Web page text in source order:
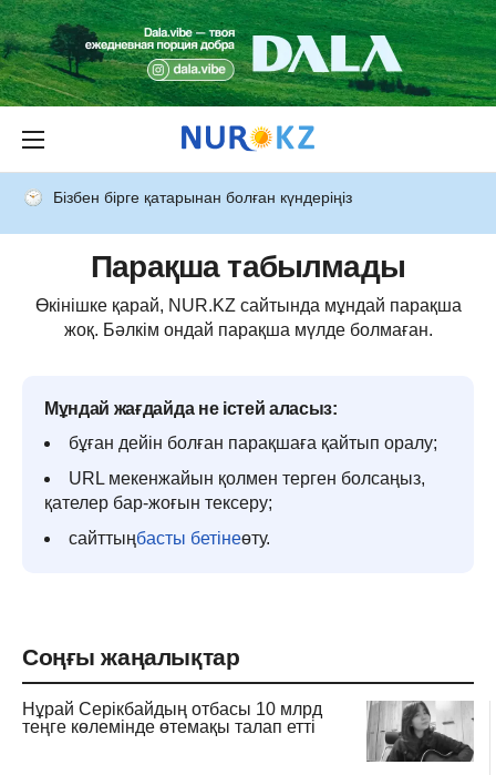
Бізбен бірге қатарынан болған күндеріңіз
Парақша табылмады
Өкінішке қарай, NUR.KZ сайтында мұндай парақша
жоқ. Бәлкім ондай парақша мүлде болмаған.
Мұндай жағдайда не істей аласыз:
бұған дейін болған парақшаға қайтып оралу;
URL мекенжайын қолмен терген болсаңыз,
қателер бар-жоғын тексеру;
сайттыңбасты бетінеөту.
Соңғы жаңалықтар
Нұрай Серікбайдың отбасы 10 млрд
теңге көлемінде өтемақы талап етті